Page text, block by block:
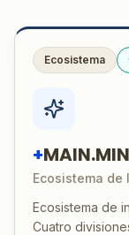
Ecosistema
+
Ecosistema de
Ecosistema de
Cuatro